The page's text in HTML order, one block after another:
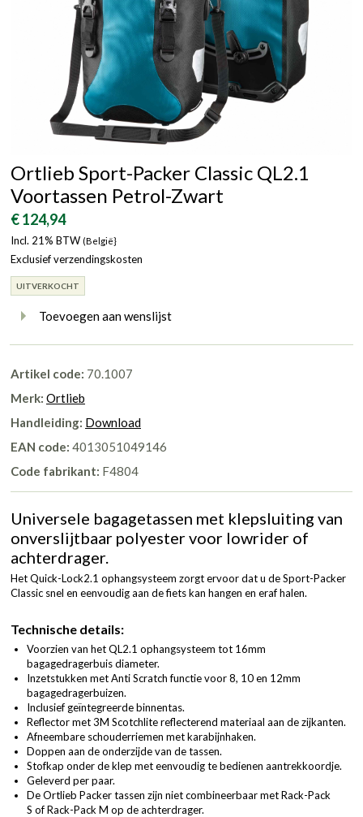
Ortlieb Sport-Packer Classic QL2.1
Voortassen Petrol-Zwart
€ 124,94
Incl. 21% BTW (België}
Exclusief verzendingskosten
UITVERKOCHT
Toevoegen aan wenslijst
Artikel code: 70.1007
Merk: Ortlieb
Handleiding: Download
EAN code: 4013051049146
Code fabrikant: F4804
Universele bagagetassen met klepsluiting van
onverslijtbaar polyester voor lowrider of
achterdrager.
Het Quick-Lock2.1 ophangsysteem zorgt ervoor dat u de Sport-Packer
Classic snel en eenvoudig aan de fiets kan hangen en eraf halen.
Technische details:
Voorzien van het QL2.1 ophangsysteem tot 16mm
bagagedragerbuis diameter.
Inzetstukken met Anti Scratch functie voor 8, 10 en 12mm
bagagedragerbuizen.
Inclusief geïntegreerde binnentas.
Reflector met 3M Scotchlite reflecterend materiaal aan de zijkanten.
Afneembare schouderriemen met karabijnhaken.
Doppen aan de onderzijde van de tassen.
Stofkap onder de klep met eenvoudig te bedienen aantrekkoordje.
Geleverd per paar.
De Ortlieb Packer tassen zijn niet combineerbaar met Rack-Pack
S of Rack-Pack M op de achterdrager.